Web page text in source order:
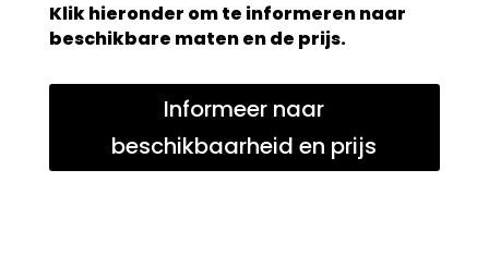
Klik hieronder om te informeren naar
beschikbare maten en de prijs.
Informeer naar
beschikbaarheid en prijs